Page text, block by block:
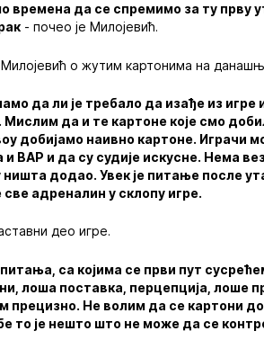
времена да се спремимо за ту прву
- почео је Милојевић.
Милојевић о жутим картонима на
да ли је требало да изађе из игре
да и те картоне које смо
добијамо наивно картоне. Играчи
ВАР и да су судије искусне. Нема
додао. Увек је питање после
све адреналин у склопу игре.
део игре.
са којима се први пут
лоша поставка, перцепција,
прецизно. Не волим да се картони
то је нешто што не може да се